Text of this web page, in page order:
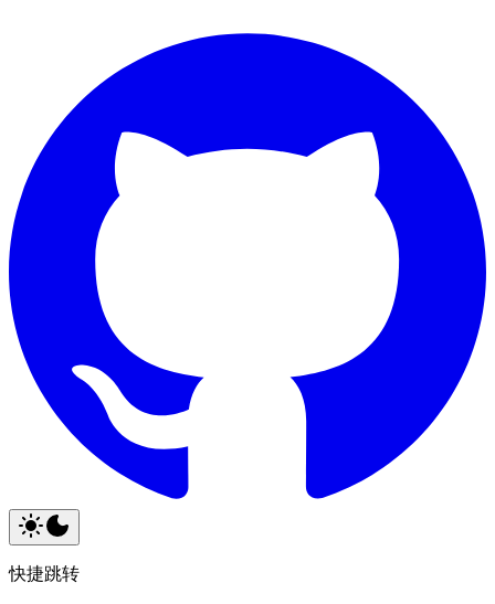
快捷跳转